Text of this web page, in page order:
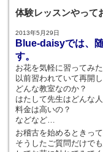
体験レッスンやって
2013年5月29日
Blue-daisyでは、
す。
お花を気軽に習ってみ
以前習われていて再開
どんな教室なのか？
はたして先生はどんな
料金は高いの？
などなど…
お稽古を始めるときっ
そうしたご質問だけで